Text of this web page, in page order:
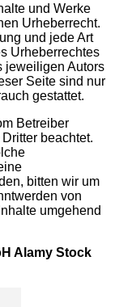
und Werke
Urheberrecht.
und jede Art
Urheberrechtes
jeweiligen Autors
Seite sind nur
gestattet.
Betreiber
beachtet.
bitten wir um
von
umgehend
Alamy Stock